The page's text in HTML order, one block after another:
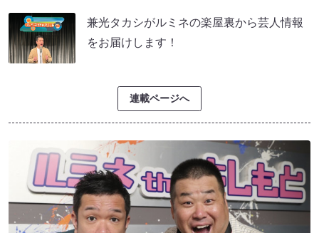
兼光タカシがルミネの楽屋裏から芸人情報
をお届けします！
連載ページへ